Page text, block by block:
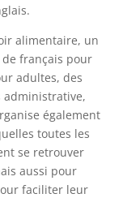
alimentaire, un
français pour
adultes, des
administrative,
également
toutes les
se retrouver
aussi pour
faciliter leur